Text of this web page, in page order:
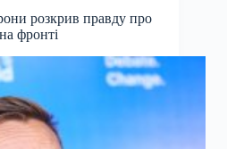
розкрив правду про
фронті